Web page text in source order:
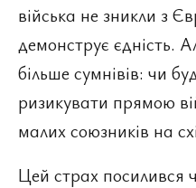
війська не зникли з
демонструє єдність.
більше сумнівів: чи
ризикувати прямою
малих союзників на
Цей страх посилився